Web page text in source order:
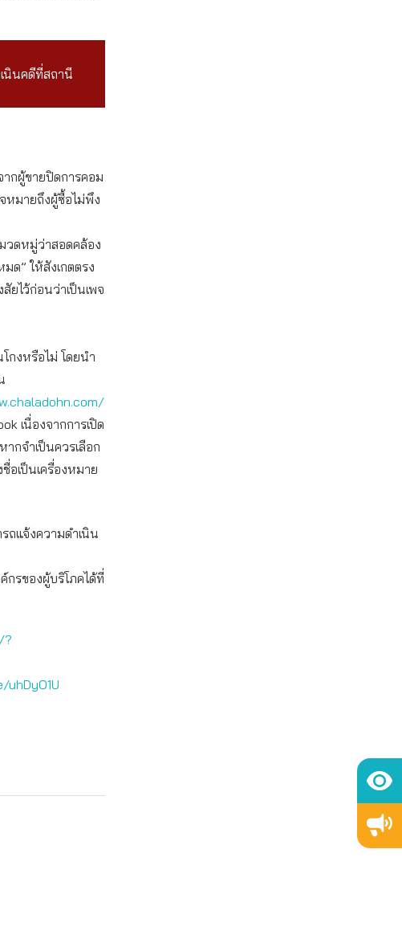
นินคดีที่สถานี
ากผู้ขายปิดการคอม
หมายถึงผู้ซื้อไม่พึง
วดหมู่ว่าสอดคล้อง
ด” ให้สังเกตตรง
ยไว้ก่อนว่าเป็นเพจ
กงหรือไม่ โดยนำ
เนื่องจากการเปิด
กจำเป็นควรเลือก
เป็นเครื่องหมาย
ถแจ้งความดำเนิน
กรของผู้บริโภคได้ที่
?